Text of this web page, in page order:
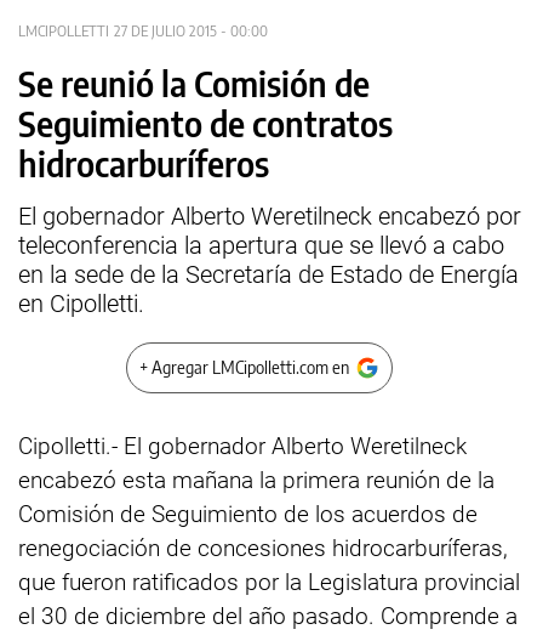
LMCIPOLLETTI 27 DE JULIO 2015 - 00:00
Se reunió la Comisión de
Seguimiento de contratos
hidrocarburíferos
El gobernador Alberto Weretilneck encabezó por
teleconferencia la apertura que se llevó a cabo
en la sede de la Secretaría de Estado de Energía
en Cipolletti.
+ Agregar LMCipolletti.com en
Cipolletti.- El gobernador Alberto Weretilneck
encabezó esta mañana la primera reunión de la
Comisión de Seguimiento de los acuerdos de
renegociación de concesiones hidrocarburíferas,
que fueron ratificados por la Legislatura provincial
el 30 de diciembre del año pasado. Comprende a